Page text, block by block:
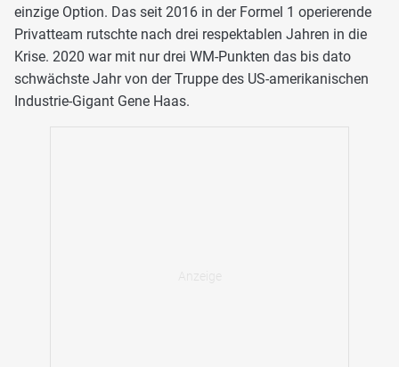
einzige Option. Das seit 2016 in der Formel 1 operierende
Privatteam rutschte nach drei respektablen Jahren in die
Krise. 2020 war mit nur drei WM-Punkten das bis dato
schwächste Jahr von der Truppe des US-amerikanischen
Industrie-Gigant Gene Haas.